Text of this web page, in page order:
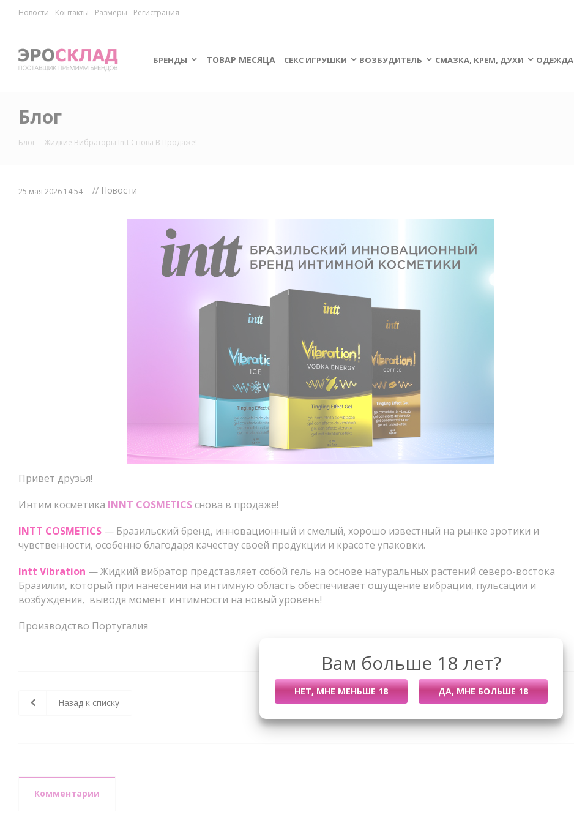
Новости Контакты Размеры Регистрация
БРЕНДЫ ТОВАР МЕСЯЦА СЕКС ИГРУШКИ ВОЗБУДИТЕЛЬ СМАЗКА, КРЕМ, ДУХИ ОДЕЖДА
Блог
Блог - Жидкие Вибраторы Intt Снова В Продаже!
25 мая 2026 14:54 // Новости
Привет друзья!
Интим косметика INNT COSMETICSснова в продаже!
INTT COSMETICS — Бразильский бренд, инновационный и смелый, хорошо известный на рынке эротики и
чувственности, особенно благодаря качеству своей продукции и красоте упаковки.
Intt Vibration — Жидкий вибратор представляет собой гель на основе натуральных растений северо-востока
Бразилии, который при нанесении на интимную область обеспечивает ощущение вибрации, пульсации и
возбуждения, выводя момент интимности на новый уровень!
Производство Португалия
Назад к списку
Комментарии
Вам больше 18 лет?